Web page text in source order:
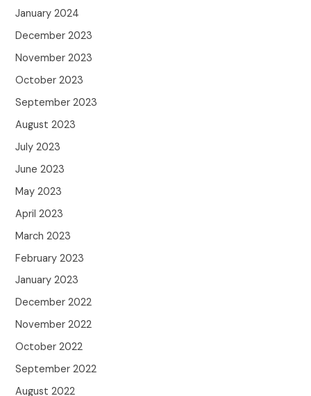
January 2024
December 2023
November 2023
October 2023
September 2023
August 2023
July 2023
June 2023
May 2023
April 2023
March 2023
February 2023
January 2023
December 2022
November 2022
October 2022
September 2022
August 2022